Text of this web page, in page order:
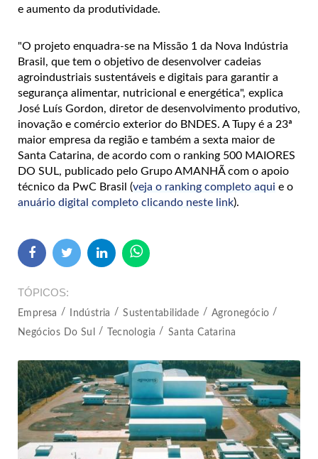
e aumento da produtividade.
"O projeto enquadra-se na Missão 1 da Nova Indústria
Brasil, que tem o objetivo de desenvolver cadeias
agroindustriais sustentáveis e digitais para garantir a
segurança alimentar, nutricional e energética", explica
José Luís Gordon, diretor de desenvolvimento produtivo,
inovação e comércio exterior do BNDES. A Tupy é a 23ª
maior empresa da região e também a sexta maior de
Santa Catarina, de acordo com o ranking 500 MAIORES
DO SUL, publicado pelo Grupo AMANHÃ com o apoio
técnico da PwC Brasil (veja o ranking completo aqui e o
anuário digital completo clicando neste link).
TÓPICOS
Empresa Indústria Sustentabilidade
Agronegócio
Negócios Do Sul
Tecnologia Santa Catarina